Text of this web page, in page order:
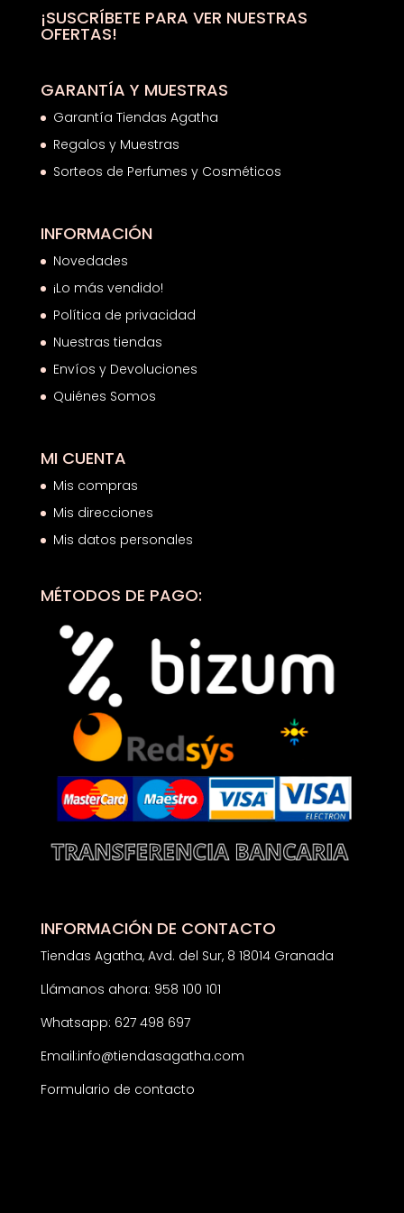
¡SUSCRÍBETE PARA VER NUESTRAS
OFERTAS!
GARANTÍA Y MUESTRAS
Garantía Tiendas Agatha
Regalos y Muestras
Sorteos de Perfumes y Cosméticos
INFORMACIÓN
Novedades
¡Lo más vendido!
Política de privacidad
Nuestras tiendas
Envíos y Devoluciones
Quiénes Somos
MI CUENTA
Mis compras
Mis direcciones
Mis datos personales
MÉTODOS DE PAGO:
INFORMACIÓN DE CONTACTO
Tiendas Agatha, Avd. del Sur, 8 18014 Granada
Llámanos ahora: 958 100 101
Whatsapp: 627 498 697
Email:info@tiendasagatha.com
Formulario de contacto